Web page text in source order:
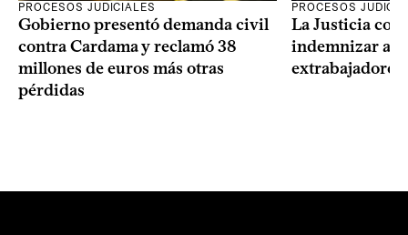
PROCESOS JUDICIALES
Gobierno presentó demanda civil
contra Cardama y reclamó 38
millones de euros más otras
pérdidas
PROCESOS
La Justicia
indemnizar a
extrabajadores